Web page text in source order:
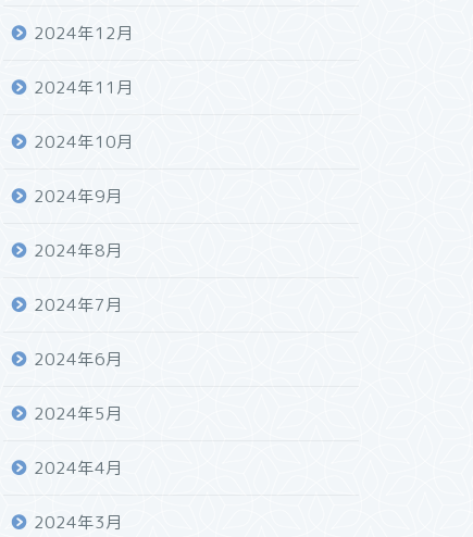
2024年12月
2024年11月
2024年10月
2024年9月
2024年8月
2024年7月
2024年6月
2024年5月
2024年4月
2024年3月